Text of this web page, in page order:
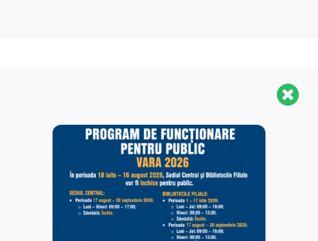
Aveți nevoie de mai
multe informații?
CONTACT